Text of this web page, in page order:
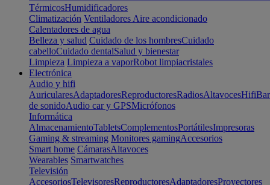
TérmicosHumidificadores
Climatización Ventiladores Aire acondicionado
Calentadores de agua
Belleza y salud Cuidado de los hombresCuidado
cabelloCuidado dentalSalud y bienestar
Limpieza Limpieza a vaporRobot limpiacristales
Electrónica
Audio y hifi
AuricularesAdaptadoresReproductoresRadiosAltavocesHifi
de sonidoAudio car y GPSMicrófonos
Informática
AlmacenamientoTabletsComplementosPortátilesImpresoras
Gaming & streaming Monitores gamingAccesorios
Smart home CámarasAltavoces
Wearables Smartwatches
Televisión
AccesoriosTelevisoresReproductoresAdaptadoresProyectores